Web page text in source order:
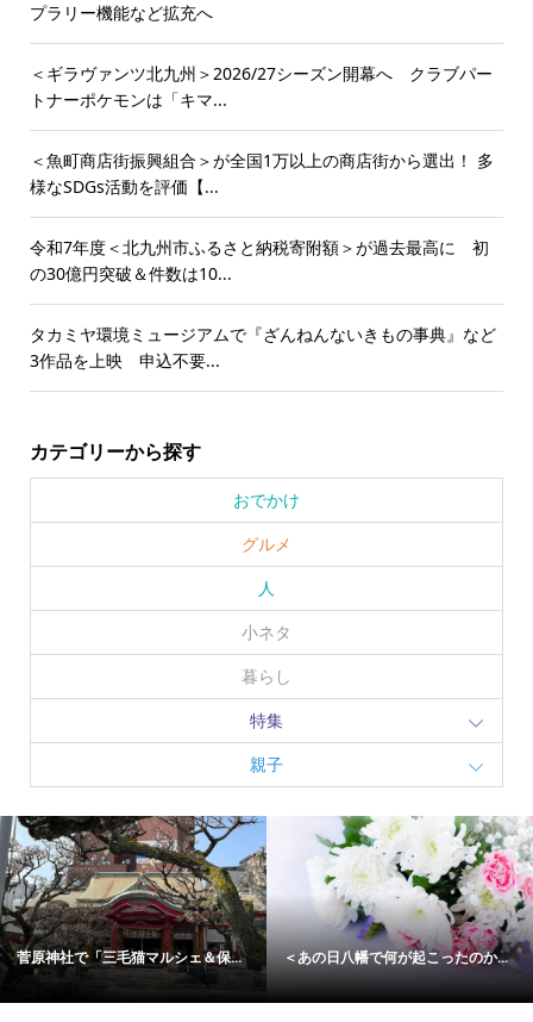
プラリー機能など拡充へ
＜ギラヴァンツ北九州＞2026/27シーズン開幕へ クラブパー
トナーポケモンは「キマ...
＜魚町商店街振興組合＞が全国1万以上の商店街から選出！ 多
様なSDGs活動を評価【...
令和7年度＜北九州市ふるさと納税寄附額＞が過去最高に 初
の30億円突破＆件数は10...
タカミヤ環境ミュージアムで『ざんねんないきもの事典』など
3作品を上映 申込不要...
カテゴリーから探す
おでかけ
グルメ
人
小ネタ
暮らし
特集
親子
社で「三毛猫マルシェ＆保... ＜あの日八幡で何が起こったのか...
「Z